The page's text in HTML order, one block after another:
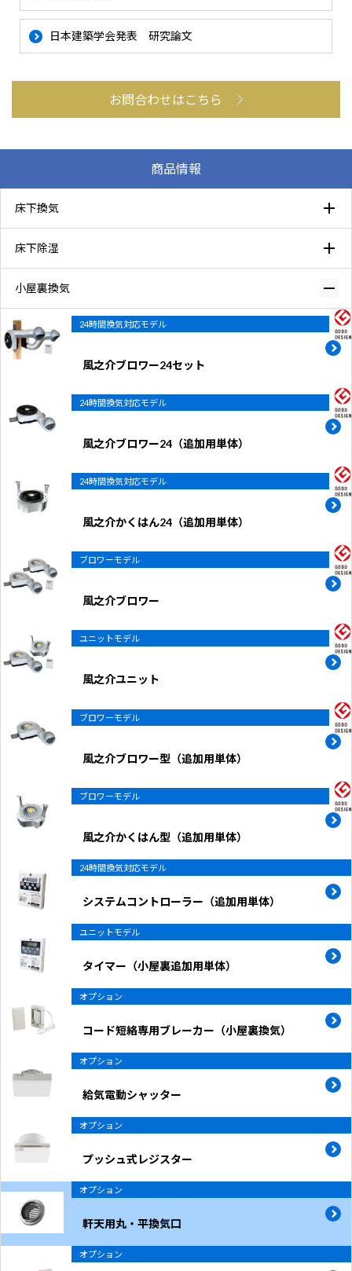
日本建築学会発表 研究論文
お問合わせはこちら
商品情報
床下換気
床下除湿
小屋裏換気
24時間換気対応モデル
風之介ブロワー24セット
24時間換気対応モデル
風之介ブロワー24（追加用単体）
24時間換気対応モデル
風之介かくはん24（追加用単体）
ブロワーモデル
風之介ブロワー
ユニットモデル
風之介ユニット
ブロワーモデル
風之介ブロワー型（追加用単体）
ブロワーモデル
風之介かくはん型（追加用単体）
24時間換気対応モデル
システムコントローラー（追加用単体）
ユニットモデル
タイマー（小屋裏追加用単体）
オプション
コード短絡専用ブレーカー（小屋裏換気）
オプション
給気電動シャッター
オプション
プッシュ式レジスター
オプション
軒天用丸・平換気口
オプション